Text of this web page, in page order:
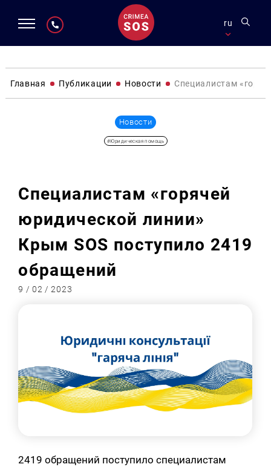
ru
Главная Публикации Новости Специалистам
Новости
#Юридическая помощь
Специалистам «горячей
юридической линии»
Крым SOS поступило 2419
обращений
9 / 02 / 2023
2419 обращений поступило специалистам